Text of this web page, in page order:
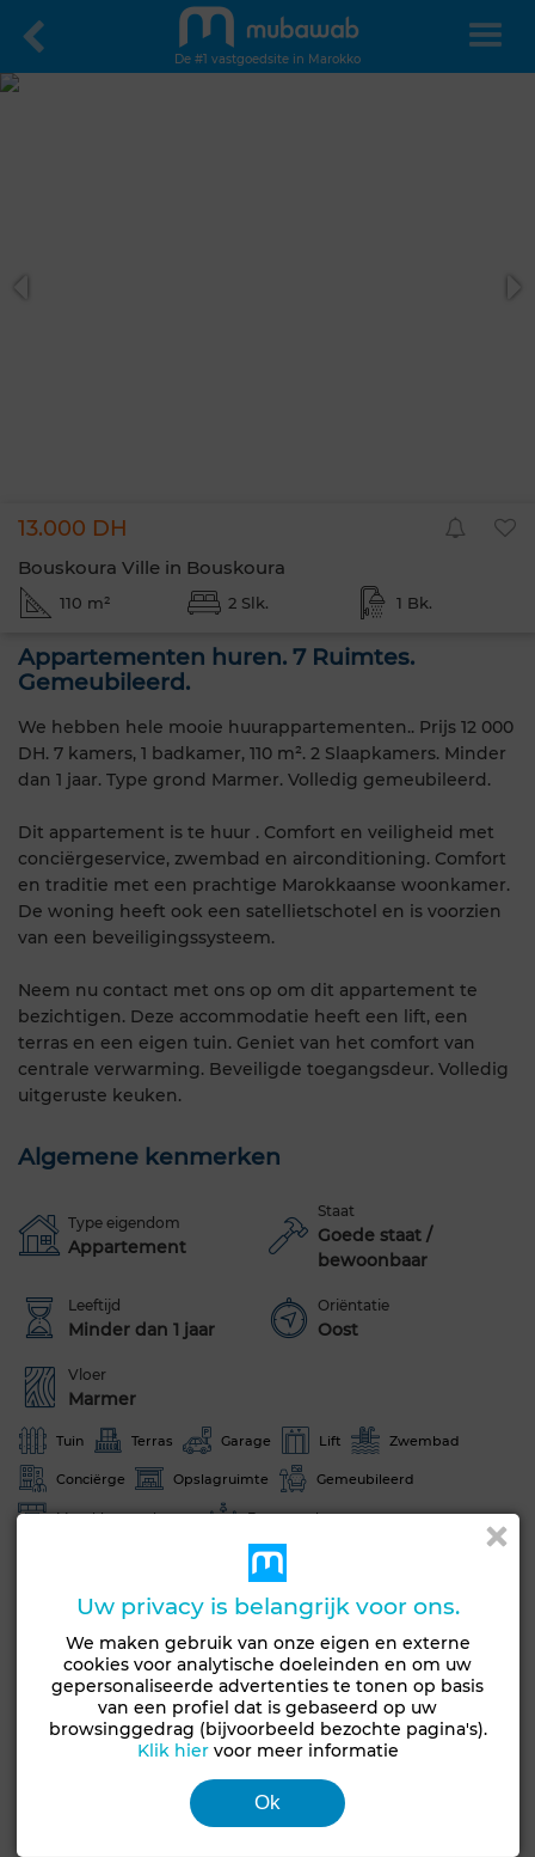
De #1 vastgoedsite in Marokko
13.000 DH
Bouskoura Ville in Bouskoura
110 m² 2 Slk. 1 Bk.
Appartementen huren. 7 Ruimtes.
Gemeubileerd.
We hebben hele mooie huurappartementen.. Prijs 12 000
DH. 7 kamers, 1 badkamer, 110 m². 2 Slaapkamers. Minder
dan 1 jaar. Type grond Marmer. Volledig gemeubileerd.
Dit appartement is te huur . Comfort en veiligheid met
conciërgeservice, zwembad en airconditioning. Comfort
en traditie met een prachtige Marokkaanse woonkamer.
De woning heeft ook een satellietschotel en is voorzien
van een beveiligingssysteem.
Neem nu contact met ons op om dit appartement te
bezichtigen. Deze accommodatie heeft een lift, een
terras en een eigen tuin. Geniet van het comfort van
centrale verwarming. Beveiligde toegangsdeur. Volledig
uitgeruste keuken.
Algemene kenmerken
Type eigendom
Appartement
Staat
Goede staat /
bewoonbaar
Leeftijd
Minder dan 1 jaar
Oriëntatie
Oost
Vloer
Marmer
Tuin Terras Garage Lift Zwembad
Conciërge Opslagruimte Gemeubileerd
Marokkaanse lounge Europese lounge
Air conditioning
Magnetron
Zie meer foto's
Uw privacy is belangrijk voor ons.
We maken gebruik van onze eigen en externe
cookies voor analytische doeleinden en om uw
gepersonaliseerde advertenties te tonen op basis
van een profiel dat is gebaseerd op uw
browsinggedrag (bijvoorbeeld bezochte pagina's).
Klik hiervoor meer informatie
Ok